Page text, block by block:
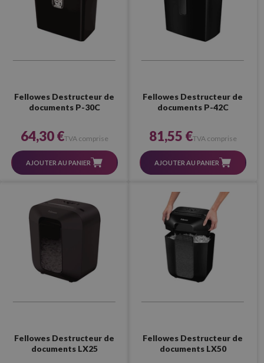
Fellowes Destructeur de
documents P-30C
64,30 €TVA comprise
AJOUTER AU PANIER
Fellowes Destructeur de
documents P-42C
81,55 €TVA comprise
AJOUTER AU PANIER
Fellowes Destructeur de
documents LX25
Fellowes Destructeur de
documents LX50